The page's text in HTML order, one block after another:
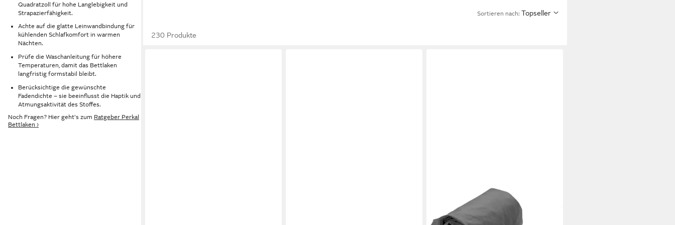
Quadratzoll für hohe Langlebigkeit und
Strapazierfähigkeit.
Achte auf die glatte Leinwandbindung für
kühlenden Schlafkomfort in warmen
Nächten.
Prüfe die Waschanleitung für höhere
Temperaturen, damit das Bettlaken
langfristig formstabil bleibt.
Berücksichtige die gewünschte
Fadendichte – sie beeinflusst die Haptik und
Atmungsaktivität des Stoffes.
Noch Fragen? Hier geht's zum Ratgeber Perkal
Bettlaken ›
Sortieren nach: Topseller
230 Produkte